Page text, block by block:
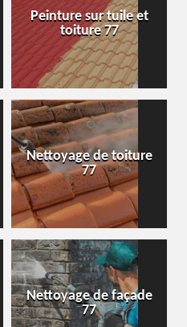
Peinture sur tuile et
toiture 77
Nettoyage de toiture
77
Nettoyage de façade
77